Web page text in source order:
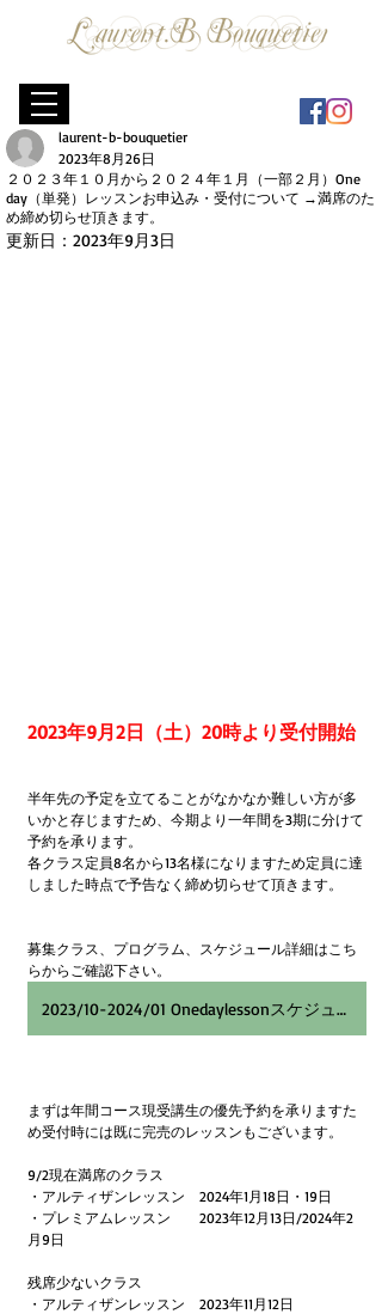
２０２３年１０月から２０２４年１月（一部２月）One
day（単発）レッスンお申込み・受付について →満席のた
め締め切らせ頂きます。
laurent-b-bouquetier
2023年8月26日
更新日： 2023年9月3日
2023年9月2日（土）20時より受付開始
半年先の予定を立てることがなかなか難しい方が多
いかと存じますため、今期より一年間を3期に分けて
予約を承ります。
各クラス定員8名から13名様になりますため定員に達
しました時点で予告なく締め切らせて頂きます。
募集クラス、プログラム、スケジュール詳細はこち
らからご確認下さい。
2023/10-2024/01 Onedaylessonスケジュール
まずは年間コース現受講生の優先予約を承りますた
め受付時には既に完売のレッスンもございます。
9/2現在満席のクラス
・アルティザンレッスン　2024年1月18日・19日
・プレミアムレッスン　　2023年12月13日/2024年2
月9日
残席少ないクラス
・アルティザンレッスン　2023年11月12日